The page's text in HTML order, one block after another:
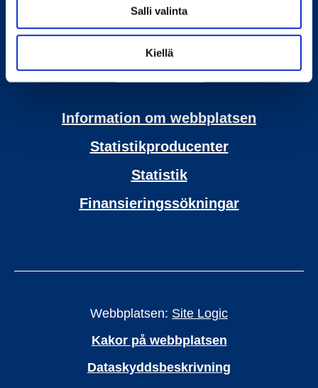
Salli valinta
Kiellä
informationsbehoven.
Information om webbplatsen
Statistikproducenter
Statistik
Finansieringssökningar
Webbplatsen: Site Logic
Kakor på webbplatsen
Dataskyddsbeskrivning